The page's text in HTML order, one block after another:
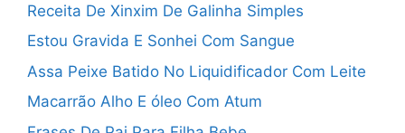
Receita De Xinxim De Galinha Simples
Estou Gravida E Sonhei Com Sangue
Assa Peixe Batido No Liquidificador Com Leite
Macarrão Alho E óleo Com Atum